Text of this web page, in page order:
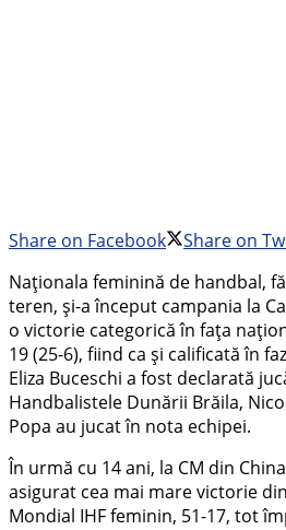
Share on Facebook
Share on
Naționala feminină de handbal,
teren, și-a început campania la
o victorie categorică în fața
19 (25-6), fiind ca și calificată în
Eliza Buceschi a fost declarată
Handbalistele Dunării Brăila,
Popa au jucat în nota echipei.
În urmă cu 14 ani, la CM din
asigurat cea mai mare victorie
Mondial IHF feminin, 51-17, tot